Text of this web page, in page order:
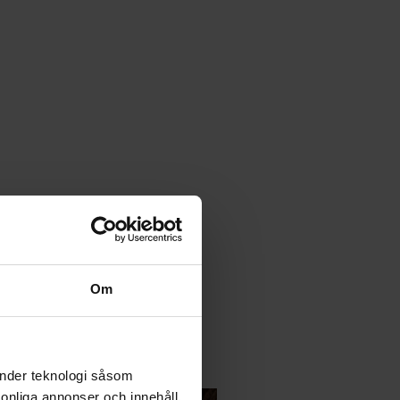
Om
teknologi såsom
annonser och innehåll,
i